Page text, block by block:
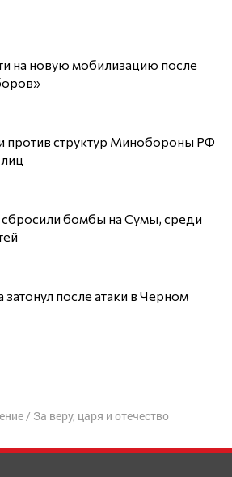
на новую мобилизацию после
против структур Минобороны РФ
сбросили бомбы на Сумы, среди
после атаки в Черном
/ За веру, царя и отечество